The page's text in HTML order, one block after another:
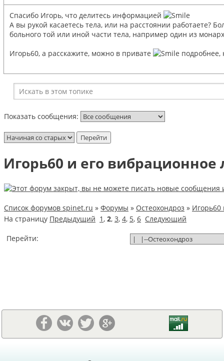
Спасибо Игорь, что делитесь информацией
А вы рукой касаетесь тела, или на расстоянии работаете?
больного той или иной части тела, например один из
Игорь60, а расскажите, можно в привате
подробнее,
Показать сообщения:
Игорь60 и его вибрационное
Список форумов spinet.ru » Форумы » Остеохондроз » Игорь60
На страницу Предыдущий 1 , 2, 3, 4, 5, 6 Следующий
Перейти: